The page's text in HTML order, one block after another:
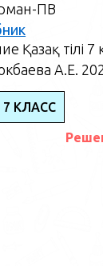
ПВ
Қазақ тілі 7
А.Е.
7 КЛАСС